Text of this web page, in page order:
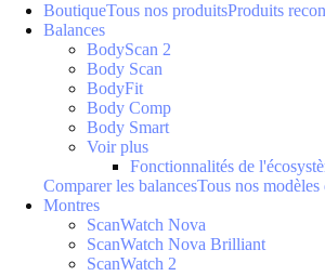
BoutiqueTous nos produitsProduits
Balances
BodyScan 2
Body Scan
BodyFit
Body Comp
Body Smart
Voir plus
Fonctionnalités de
Comparer les balancesTous nos modèles
Montres
ScanWatch Nova
ScanWatch Nova Brilliant
ScanWatch 2